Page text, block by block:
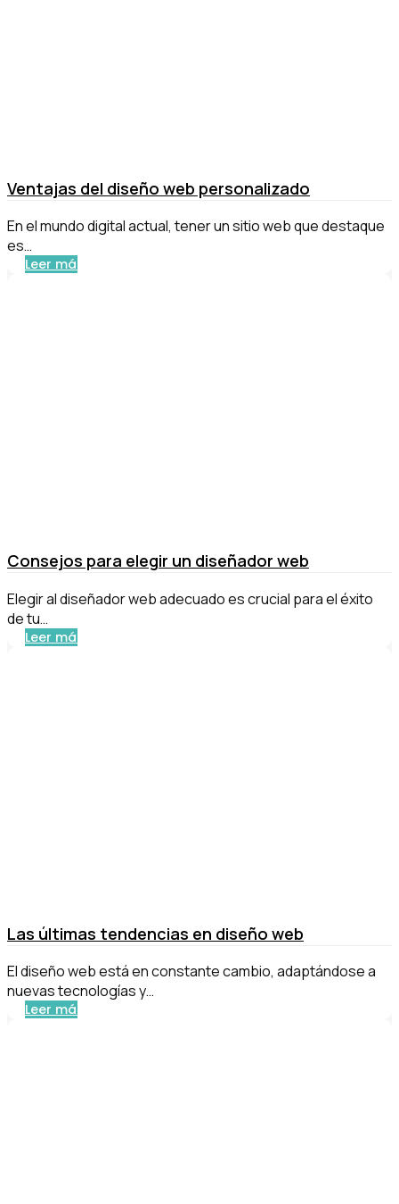
Ventajas del diseño web personalizado
En el mundo digital actual, tener un sitio web que destaque
es…
Leer más
Consejos para elegir un diseñador web
Elegir al diseñador web adecuado es crucial para el éxito
de tu…
Leer más
Las últimas tendencias en diseño web
El diseño web está en constante cambio, adaptándose a
nuevas tecnologías y…
Leer más